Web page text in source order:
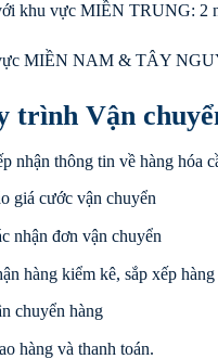
khu vực MIỀN TRUNG: 2
MIỀN NAM & TÂY
trình Vận
nhận thông tin về hàng hóa
giá cước vận chuyển
nhận đơn vận chuyển
hàng kiểm kê, sắp xếp hàng
chuyển hàng
hàng và thanh toán.